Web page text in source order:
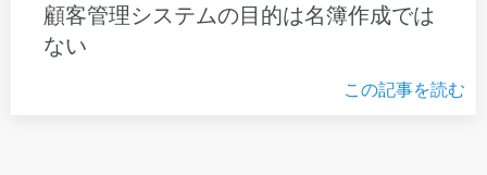
顧客管理システムの目的は名簿作成では
ない
この記事を読む